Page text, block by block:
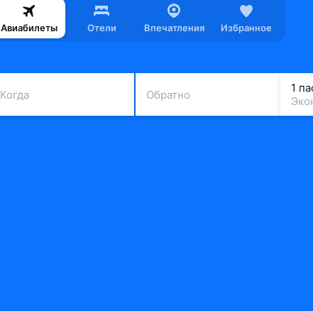
Авиабилеты Отели Впечатления Избранное
Когда Обратно
1